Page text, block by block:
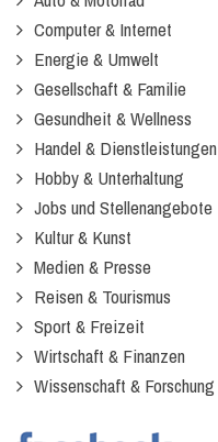
Computer & Internet
Energie & Umwelt
Gesellschaft & Familie
Gesundheit & Wellness
Handel & Dienstleistungen
Hobby & Unterhaltung
Jobs und Stellenangebote
Kultur & Kunst
Medien & Presse
Reisen & Tourismus
Sport & Freizeit
Wirtschaft & Finanzen
Wissenschaft & Forschung